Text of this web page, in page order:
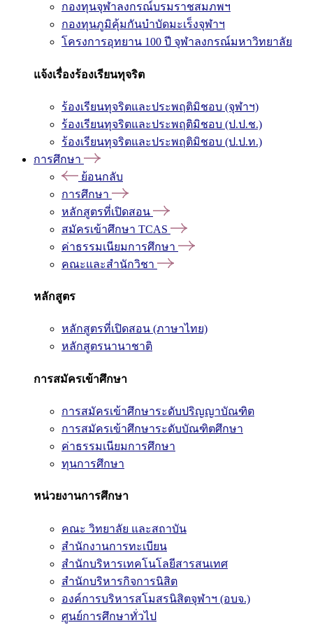
กองทุนจุฬาลงกรณ์บรมราชสมภพฯ
กองทุนภูมิคุ้มกันบำบัดมะเร็งจุฬาฯ
โครงการอุทยาน 100 ปี จุฬาลงกรณ์มหาวิทยาลัย
แจ้งเรื่องร้องเรียนทุจริต
ร้องเรียนทุจริตและประพฤติมิชอบ (จุฬาฯ)
ร้องเรียนทุจริตและประพฤติมิชอบ (ป.ป.ช.)
ร้องเรียนทุจริตและประพฤติมิชอบ (ป.ป.ท.)
การศึกษา
ย้อนกลับ
การศึกษา
หลักสูตรที่เปิดสอน
สมัครเข้าศึกษา TCAS
ค่าธรรมเนียมการศึกษา
คณะและสำนักวิชา
หลักสูตร
หลักสูตรที่เปิดสอน (ภาษาไทย)
หลักสูตรนานาชาติ
การสมัครเข้าศึกษา
การสมัครเข้าศึกษาระดับปริญญาบัณฑิต
การสมัครเข้าศึกษาระดับบัณฑิตศึกษา
ค่าธรรมเนียมการศึกษา
ทุนการศึกษา
หน่วยงานการศึกษา
คณะ วิทยาลัย และสถาบัน
สำนักงานการทะเบียน
สำนักบริหารเทคโนโลยีสารสนเทศ
สำนักบริหารกิจการนิสิต
องค์การบริหารสโมสรนิสิตจุฬาฯ (อบจ.)
ศูนย์การศึกษาทั่วไป